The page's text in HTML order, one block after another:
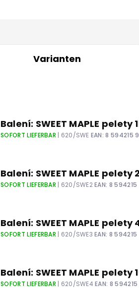
Varianten
Balení: SWEET MAPLE pelety
SOFORT LIEFERBAR | 620/SWE EAN: 8 594215
Balení: SWEET MAPLE pelety
SOFORT LIEFERBAR | 620/SWE2EAN: 8
Balení: SWEET MAPLE pelety
SOFORT LIEFERBAR | 620/SWE3EAN: 8 594215
Balení: SWEET MAPLE pelety
SOFORT LIEFERBAR | 620/SWE4EAN: 8